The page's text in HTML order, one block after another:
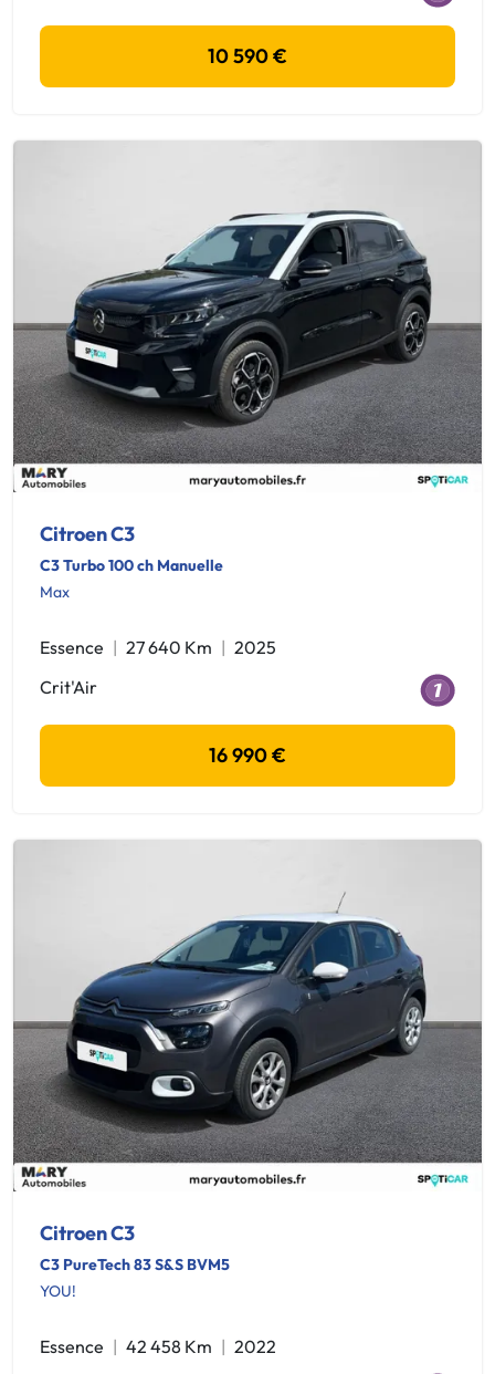
10 590 €
Citroen C3
C3 Turbo 100 ch Manuelle
Max
Essence 27 640 Km
2025
Crit'Air
16 990 €
Citroen C3
C3 PureTech 83 S&S BVM5
YOU!
Essence 42 458 Km
2022